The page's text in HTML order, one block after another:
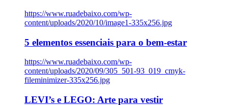
https://www.ruadebaixo.com/wp-
content/uploads/2020/10/image1-335x256.jpg
5 elementos essenciais para o bem-estar
https://www.ruadebaixo.com/wp-
content/uploads/2020/09/305_501-93_019_cmyk-
fileminimizer-335x256.jpg
LEVI’s e LEGO: Arte para vestir